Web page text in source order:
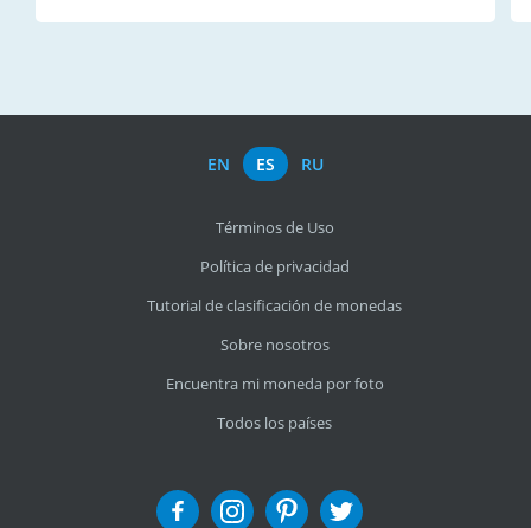
EN ES RU
Términos de Uso
Política de privacidad
Tutorial de clasificación de monedas
Sobre nosotros
Encuentra mi moneda por foto
Todos los países